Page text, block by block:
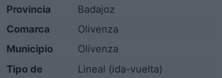
Provincia
Badajoz
Comarca
Olivenza
Municipio
Olivenza
Tipo de
Lineal (ida-vuelta)